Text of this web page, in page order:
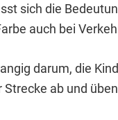
sich die
auch bei
darum, die
Strecke ab und